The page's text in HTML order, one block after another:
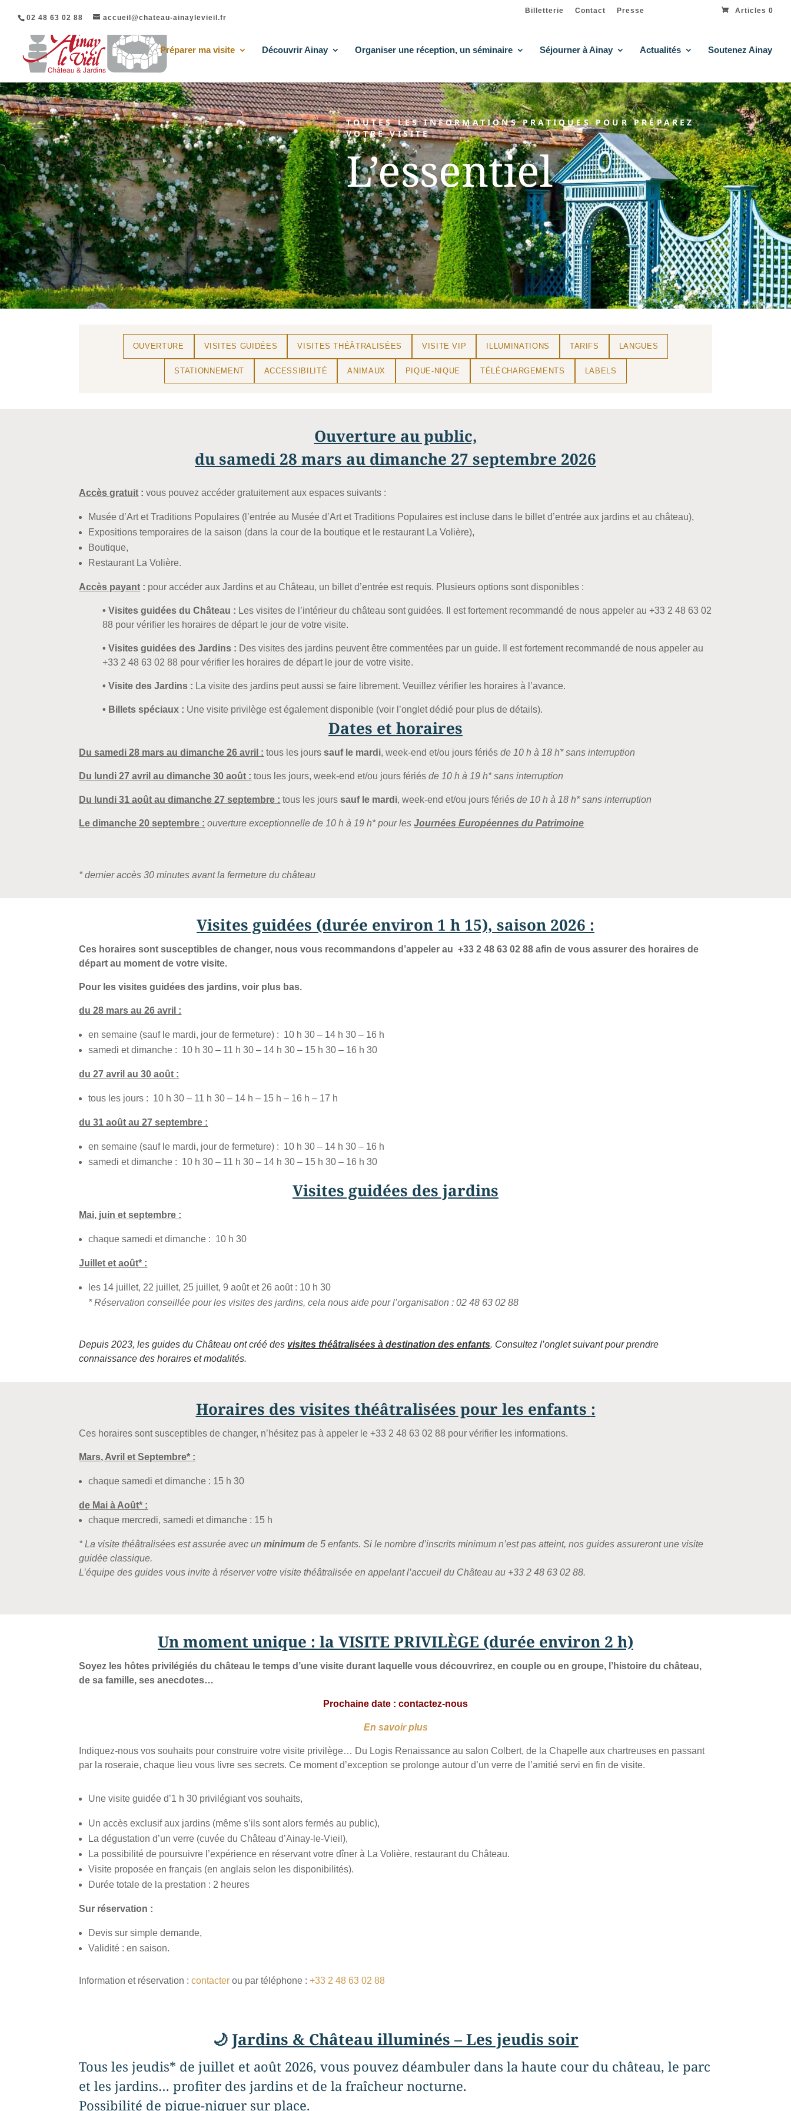
02 48 63 02 88 accueil@chateau-ainaylevieil.fr
Billetterie Contact Presse Articles 0
Préparer ma visite Découvrir Ainay Organiser une réception, un séminaire Séjourner à Ainay Actualités Soutenez Ainay
TOUTES LES INFORMATIONS PRATIQUES POUR PRÉPAREZ
VOTRE VISITE
L’essentiel
OUVERTURE VISITES GUIDÉES VISITES THÉÂTRALISÉES VISITE VIP ILLUMINATIONS TARIFS LANGUES
STATIONNEMENT ACCESSIBILITÉ ANIMAUX PIQUE-NIQUE TÉLÉCHARGEMENTS LABELS
Ouverture au public,
du samedi 28 mars au dimanche 27 septembre 2026
Accès gratuit :vous pouvez accéder gratuitement aux espaces suivants :
Musée d’Art et Traditions Populaires (l’entrée au Musée d’Art et Traditions Populaires est incluse dans le billet d’entrée aux jardins et au château),
Expositions temporaires de la saison (dans la cour de la boutique et le restaurant La Volière),
Boutique,
Restaurant La Volière.
Accès payant : pour accéder aux Jardins et au Château, un billet d’entrée est requis. Plusieurs options sont disponibles :
• Visites guidées du Château : Les visites de l’intérieur du château sont guidées. Il est fortement recommandé de nous appeler au +33 2 48 63 02
88 pour vérifier les horaires de départ le jour de votre visite.
• Visites guidées des Jardins : Des visites des jardins peuvent être commentées par un guide. Il est fortement recommandé de nous appeler au
+33 2 48 63 02 88 pour vérifier les horaires de départ le jour de votre visite.
• Visite des Jardins : La visite des jardins peut aussi se faire librement. Veuillez vérifier les horaires à l’avance.
• Billets spéciaux : Une visite privilège est également disponible (voir l’onglet dédié pour plus de détails).
Dates et horaires
Du samedi 28 mars au dimanche 26 avril : tous les jourssauf le mardi, week-end et/ou jours fériésde 10 h à 18 h* sans interruption
Du lundi 27 avril au dimanche 30 août : tous les jours, week-end et/ou jours fériésde 10 h à 19 h* sans interruption
Du lundi 31 août au dimanche 27 septembre : tous les jourssauf le mardi, week-end et/ou jours fériésde 10 h à 18 h* sans interruption
Le dimanche 20 septembre : ouverture exceptionnelle de 10 h à 19 h* pour lesJournées Européennes du Patrimoine
* dernier accès 30 minutes avant la fermeture du château
Visites guidées (durée environ 1 h 15), saison 2026 :
Ces horaires sont susceptibles de changer, nous vous recommandons d’appeler au +33 2 48 63 02 88 afin de vous assurer des horaires de
départ au moment de votre visite.
Pour les visites guidées des jardins, voir plus bas.
du 28 mars au 26 avril :
en semaine (sauf le mardi, jour de fermeture) : 10 h 30 – 14 h 30 – 16 h
samedi et dimanche : 10 h 30 – 11 h 30 – 14 h 30 – 15 h 30 – 16 h 30
du 27 avril au 30 août :
tous les jours : 10 h 30 – 11 h 30 – 14 h – 15 h – 16 h – 17 h
du 31 août au 27 septembre :
en semaine (sauf le mardi, jour de fermeture) : 10 h 30 – 14 h 30 – 16 h
samedi et dimanche : 10 h 30 – 11 h 30 – 14 h 30 – 15 h 30 – 16 h 30
Visites guidées des jardins
Mai, juin et septembre :
chaque samedi et dimanche : 10 h 30
Juillet et août* :
les 14 juillet, 22 juillet, 25 juillet, 9 août et 26 août : 10 h 30
* Réservation conseillée pour les visites des jardins, cela nous aide pour l’organisation : 02 48 63 02 88
Depuis 2023, les guides du Château ont créé des visites théâtralisées à destination des enfants. Consultez l’onglet suivant pour prendre
connaissance des horaires et modalités.
Horaires des visites théâtralisées pour les enfants :
Ces horaires sont susceptibles de changer, n’hésitez pas à appeler le +33 2 48 63 02 88 pour vérifier les informations.
Mars, Avril et Septembre* :
chaque samedi et dimanche : 15 h 30
de Mai à Août* :
chaque mercredi, samedi et dimanche : 15 h
* La visite théâtralisées est assurée avec unminimum de 5 enfants. Si le nombre d’inscrits minimum n’est pas atteint, nos guides assureront une visite
guidée classique.
L’équipe des guides vous invite à réserver votre visite théâtralisée en appelant l’accueil du Château au +33 2 48 63 02 88.
Un moment unique : la VISITE PRIVILÈGE (durée environ 2 h)
Soyez les hôtes privilégiés du château le temps d’une visite durant laquelle vous découvrirez, en couple ou en groupe, l’histoire du château,
de sa famille, ses anecdotes…
Prochaine date : contactez-nous
En savoir plus
Indiquez-nous vos souhaits pour construire votre visite privilège… Du Logis Renaissance au salon Colbert, de la Chapelle aux chartreuses en passant
par la roseraie, chaque lieu vous livre ses secrets. Ce moment d’exception se prolonge autour d’un verre de l’amitié servi en fin de visite.
Une visite guidée d’1 h 30 privilégiant vos souhaits,
Un accès exclusif aux jardins (même s’ils sont alors fermés au public),
La dégustation d’un verre (cuvée du Château d’Ainay-le-Vieil),
La possibilité de poursuivre l’expérience en réservant votre dîner à La Volière, restaurant du Château.
Visite proposée en français (en anglais selon les disponibilités).
Durée totale de la prestation : 2 heures
Sur réservation :
Devis sur simple demande,
Validité : en saison.
Information et réservation :contacter ou par téléphone :+33 2 48 63 02 88
🌙Jardins & Château illuminés – Les jeudis soir
Tous les jeudis* de juillet et août 2026, vous pouvez déambuler dans la haute cour du château, le parc
et les jardins… profiter des jardins et de la fraîcheur nocturne.
Possibilité de pique-niquer sur place.